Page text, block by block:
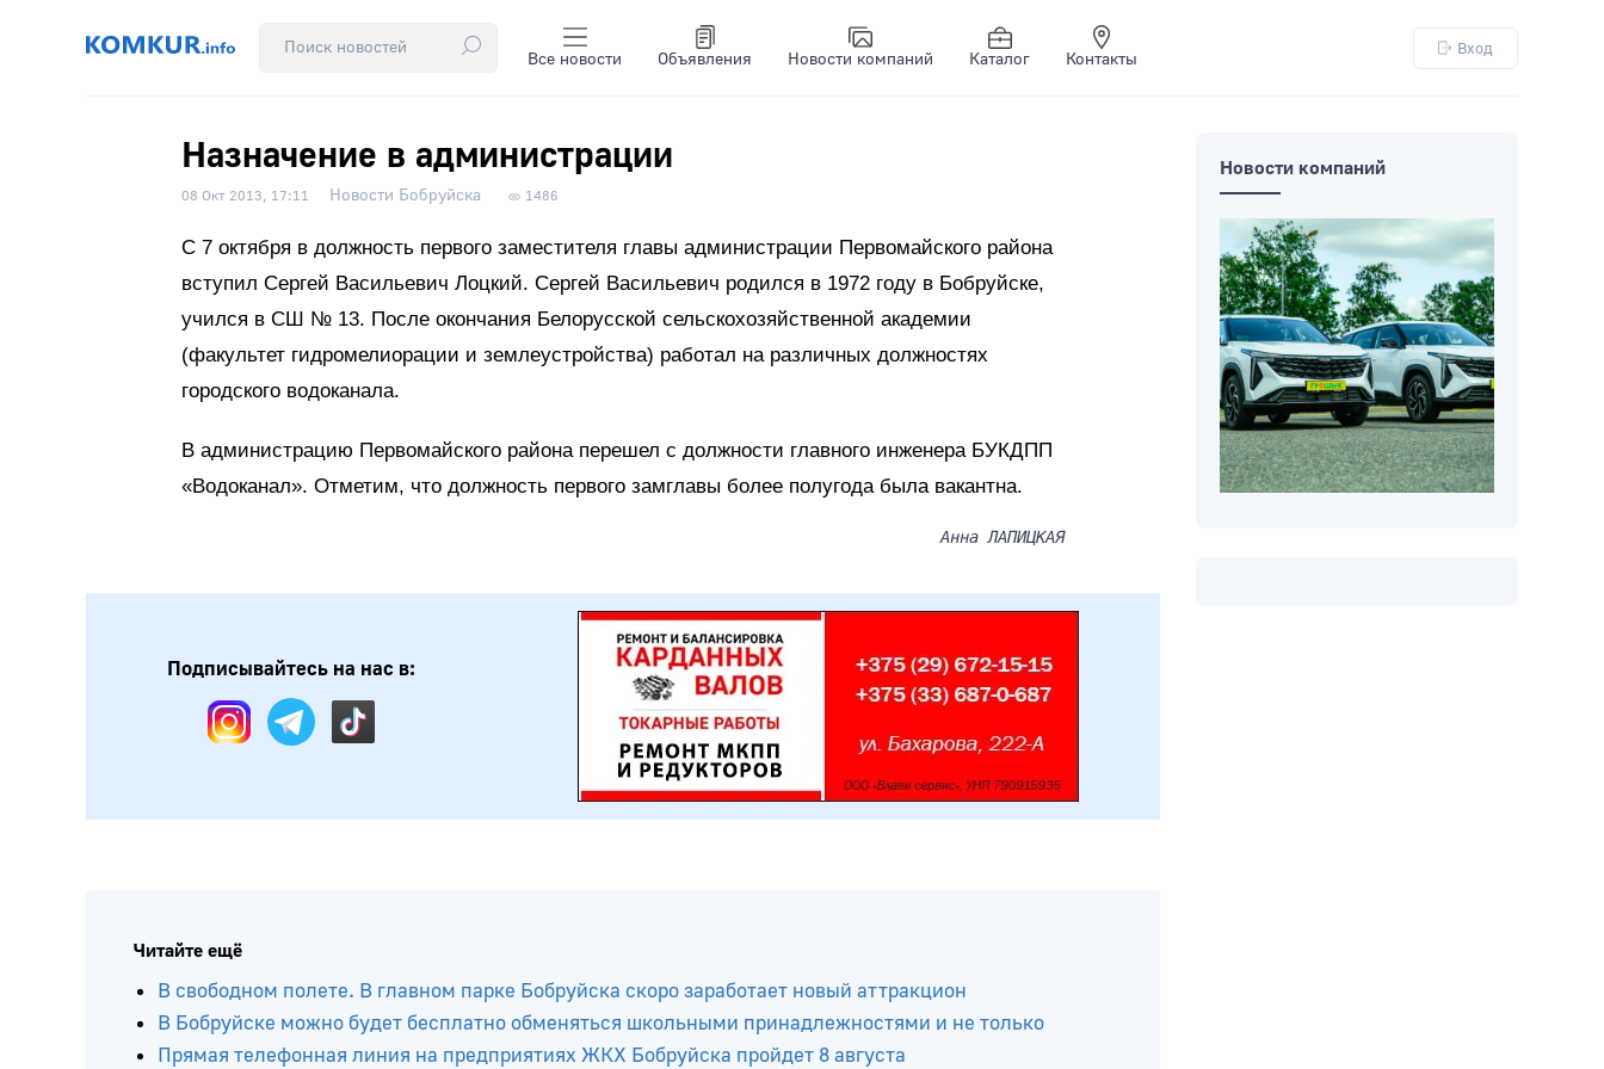
Все новости Объявления Новости компаний Каталог Контакты
Вход
Назначение в администрации
08 Окт 2013, 17:11 Новости Бобруйска 1486
С 7 октября в должность первого заместителя главы администрации Первомайского района
вступил Сергей Васильевич Лоцкий. Сергей Васильевич родился в 1972 году в Бобруйске,
учился в СШ № 13. После окончания Белорусской сельскохозяйственной академии
(факультет гидромелиорации и землеустройства) работал на различных должностях
городского водоканала.
В администрацию Первомайского района перешел с должности главного инженера БУКДПП
«Водоканал». Отметим, что должность первого замглавы более полугода была вакантна.
Анна ЛАПИЦКАЯ
Подписывайтесь на нас в:
Читайте ещё
В свободном полете. В главном парке Бобруйска скоро заработает новый аттракцион
В Бобруйске можно будет бесплатно обменяться школьными принадлежностями и не только
Прямая телефонная линия на предприятиях ЖКХ Бобруйска пройдет 8 августа
Новости компаний